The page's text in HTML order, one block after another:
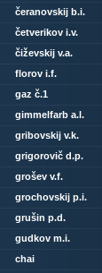
čeranovskij b.i.
četverikov i.v.
čiževskij v.a.
florov i.f.
gaz č.1
gimmelfarb a.l.
gribovskij v.k.
grigorovič d.p.
grošev v.f.
grochovskij p.i.
grušin p.d.
gudkov m.i.
chai